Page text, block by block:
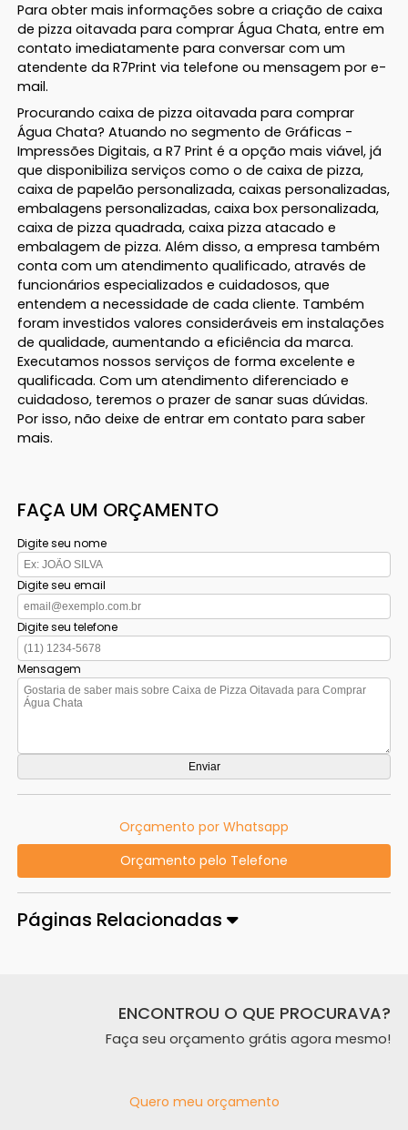
Para obter mais informações sobre a criação de caixa
de pizza oitavada para comprar Água Chata, entre em
contato imediatamente para conversar com um
atendente da R7Print via telefone ou mensagem por e-
mail.
Procurando caixa de pizza oitavada para comprar
Água Chata? Atuando no segmento de Gráficas -
Impressões Digitais, a R7 Print é a opção mais viável, já
que disponibiliza serviços como o de caixa de pizza,
caixa de papelão personalizada, caixas personalizadas,
embalagens personalizadas, caixa box personalizada,
caixa de pizza quadrada, caixa pizza atacado e
embalagem de pizza. Além disso, a empresa também
conta com um atendimento qualificado, através de
funcionários especializados e cuidadosos, que
entendem a necessidade de cada cliente. Também
foram investidos valores consideráveis em instalações
de qualidade, aumentando a eficiência da marca.
Executamos nossos serviços de forma excelente e
qualificada. Com um atendimento diferenciado e
cuidadoso, teremos o prazer de sanar suas dúvidas.
Por isso, não deixe de entrar em contato para saber
mais.
FAÇA UM ORÇAMENTO
Digite seu nome
Digite seu email
Digite seu telefone
Mensagem
Orçamento por Whatsapp
Orçamento pelo Telefone
Páginas Relacionadas
ENCONTROU O QUE PROCURAVA?
Faça seu orçamento grátis agora mesmo!
Quero meu orçamento